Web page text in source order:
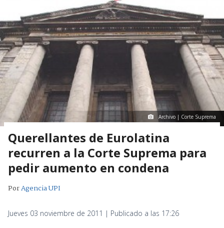
Archivo | Corte Suprema
Querellantes de Eurolatina
recurren a la Corte Suprema para
pedir aumento en condena
PorAgencia UPI
Jueves 03 noviembre de 2011 | Publicado a las 17:26